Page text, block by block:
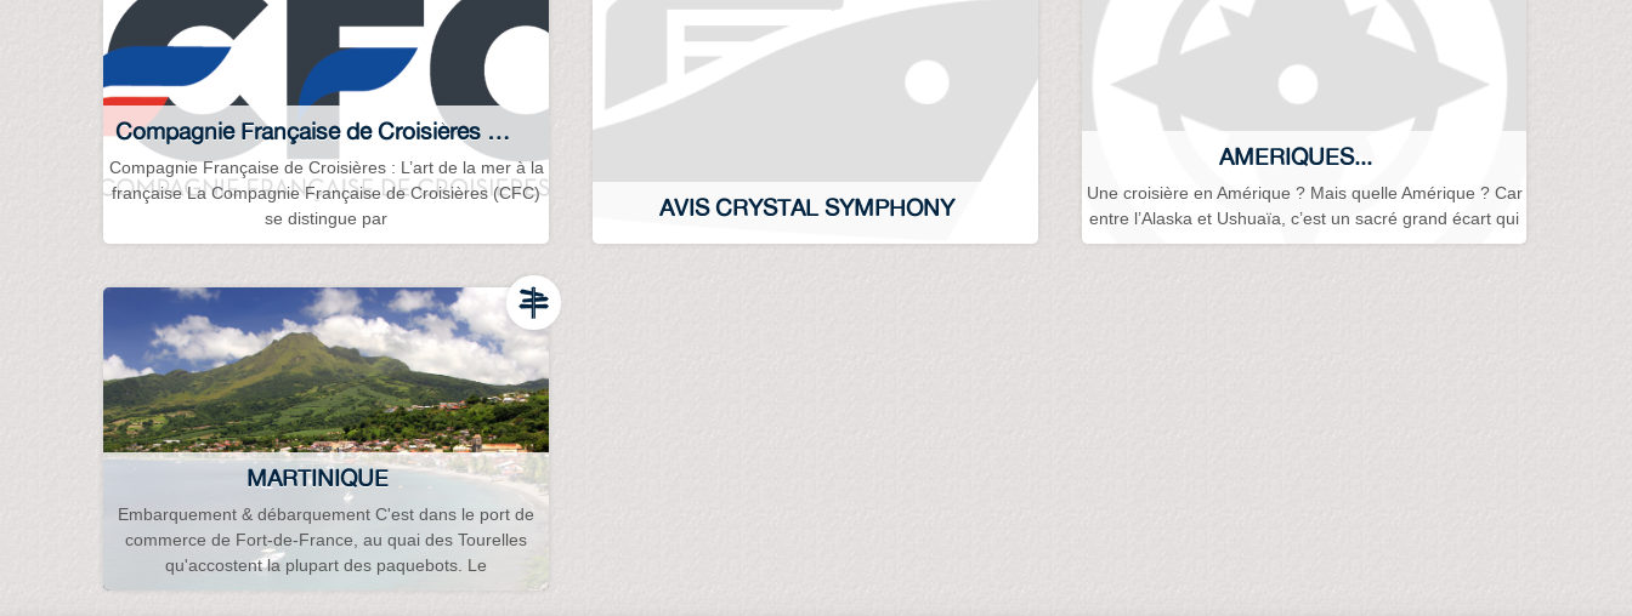
Compagnie Française de Croisières CFC
Compagnie Française de Croisières : L’art de la mer à la
française La Compagnie Française de Croisières (CFC)
se distingue par
AVIS CRYSTAL SYMPHONY
AMERIQUES...
Une croisière en Amérique ? Mais quelle Amérique ? Car
entre l’Alaska et Ushuaïa, c’est un sacré grand écart qui
MARTINIQUE
Embarquement & débarquement C'est dans le port de
commerce de Fort-de-France, au quai des Tourelles
qu'accostent la plupart des paquebots. Le